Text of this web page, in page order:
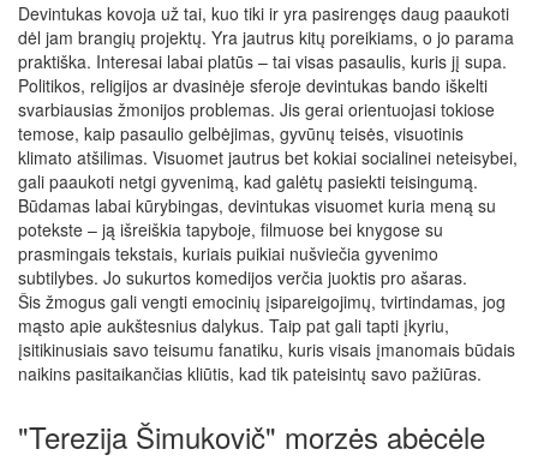
Devintukas kovoja už tai, kuo tiki ir yra pasirengęs daug paaukoti
dėl jam brangių projektų. Yra jautrus kitų poreikiams, o jo parama
praktiška. Interesai labai platūs – tai visas pasaulis, kuris jį supa.
Politikos, religijos ar dvasinėje sferoje devintukas bando iškelti
svarbiausias žmonijos problemas. Jis gerai orientuojasi tokiose
temose, kaip pasaulio gelbėjimas, gyvūnų teisės, visuotinis
klimato atšilimas. Visuomet jautrus bet kokiai socialinei neteisybei,
gali paaukoti netgi gyvenimą, kad galėtų pasiekti teisingumą.
Būdamas labai kūrybingas, devintukas visuomet kuria meną su
potekste – ją išreiškia tapyboje, filmuose bei knygose su
prasmingais tekstais, kuriais puikiai nušviečia gyvenimo
subtilybes. Jo sukurtos komedijos verčia juoktis pro ašaras.
Šis žmogus gali vengti emocinių įsipareigojimų, tvirtindamas, jog
mąsto apie aukštesnius dalykus. Taip pat gali tapti įkyriu,
įsitikinusiais savo teisumu fanatiku, kuris visais įmanomais būdais
naikins pasitaikančias kliūtis, kad tik pateisintų savo pažiūras.
"Terezija Šimukovič" morzės abėcėle